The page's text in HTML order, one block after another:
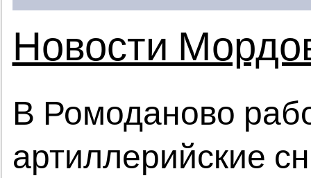
Новости
В Ромоданово
артиллерийские